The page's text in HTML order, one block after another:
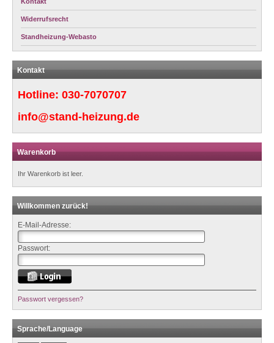
Widerrufsrecht
Standheizung-Webasto
Kontakt
Hotline: 030-7070707
info@stand-heizung.de
Warenkorb
Ihr Warenkorb ist leer.
Willkommen zurück!
E-Mail-Adresse:
Passwort:
Passwort vergessen?
Sprache/Language